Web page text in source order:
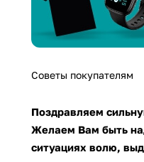
Советы покупателям
Поздравляем
Желаем Вам быть
ситуациях волю,